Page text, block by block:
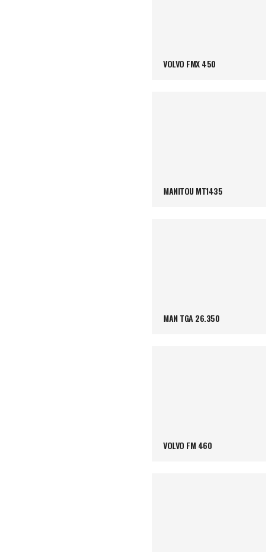
VOLVO FMX 450
MANITOU MT1435
MAN TGA 26.350
VOLVO FM 460